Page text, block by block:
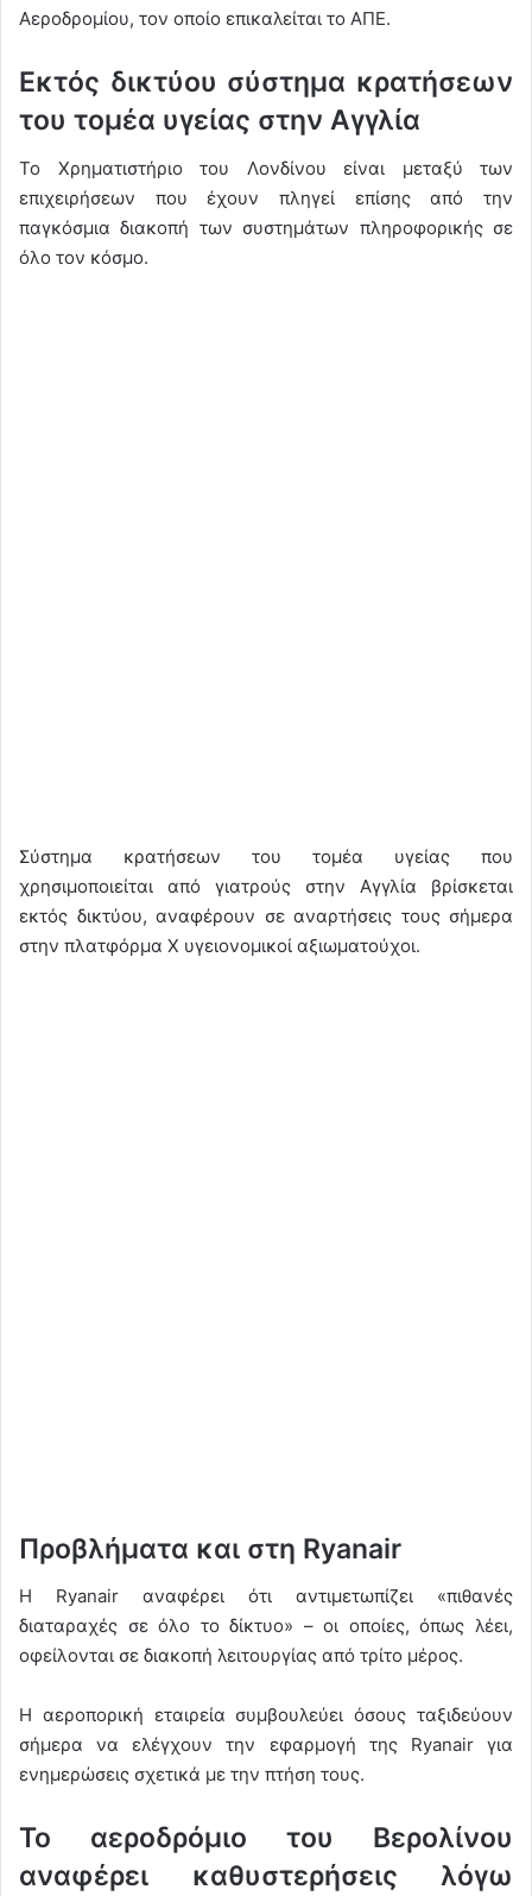
Αεροδρομίου, τον οποίο επικαλείται το ΑΠΕ.
Εκτός δικτύου σύστημα κρατήσεων
του τομέα υγείας στην Αγγλία
Το Χρηματιστήριο του Λονδίνου είναι μεταξύ των
επιχειρήσεων που έχουν πληγεί επίσης από την
παγκόσμια διακοπή των συστημάτων πληροφορικής σε
όλο τον κόσμο.
Σύστημα κρατήσεων του τομέα υγείας που
χρησιμοποιείται από γιατρούς στην Αγγλία βρίσκεται
εκτός δικτύου, αναφέρουν σε αναρτήσεις τους σήμερα
στην πλατφόρμα X υγειονομικοί αξιωματούχοι.
Προβλήματα και στη Ryanair
H Ryanair αναφέρει ότι αντιμετωπίζει «πιθανές
διαταραχές σε όλο το δίκτυο» – οι οποίες, όπως λέει,
οφείλονται σε διακοπή λειτουργίας από τρίτο μέρος.
Η αεροπορική εταιρεία συμβουλεύει όσους ταξιδεύουν
σήμερα να ελέγχουν την εφαρμογή της Ryanair για
ενημερώσεις σχετικά με την πτήση τους.
Το αεροδρόμιο του Βερολίνου
αναφέρει καθυστερήσεις λόγω